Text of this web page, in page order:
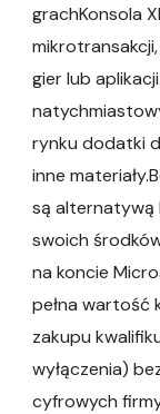
grachKonsola
gier lub
rynku dodatki
inne
są alternatywą
swoich
na koncie
pełna wartość
zakupu
wyłączenia)
cyfrowych